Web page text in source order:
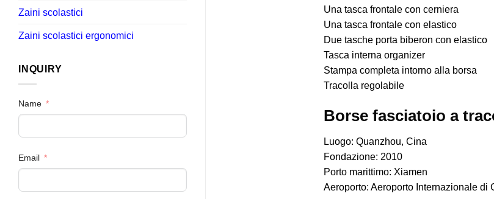
Zaini scolastici
Zaini scolastici ergonomici
INQUIRY
Name
Email
Una tasca frontale con cerniera
Una tasca frontale con elastico
Due tasche porta biberon con elastico
Tasca interna organizer
Stampa completa intorno alla borsa
Tracolla regolabile
Borse fasciatoio a
Luogo: Quanzhou, Cina
Fondazione: 2010
Porto marittimo: Xiamen
Aeroporto: Aeroporto Internazionale di